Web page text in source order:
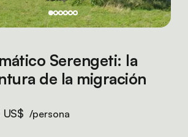
Serengeti: la
de la migración
/persona